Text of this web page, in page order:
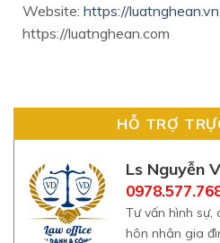
Website: https://luatnghean.vn
https://luatnghean.com
HỖ TRỢ
Ls Nguyễn
Tư vấn hình sự,
hôn nhân gia